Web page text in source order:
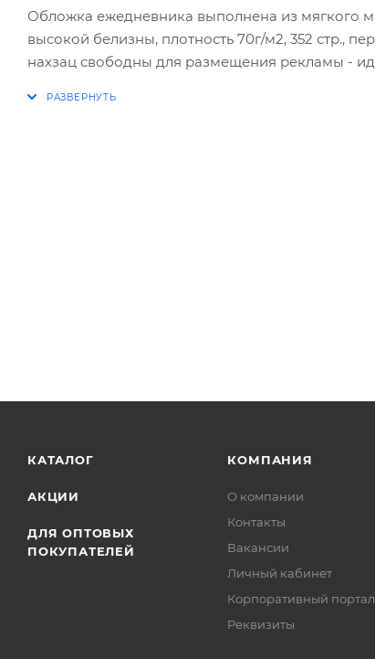
Обложка ежедневника выполнена из мягкого
высокой белизны, плотность 70г/м2, 352 стр.,
нахзац свободны для размещения рекламы -
КАТАЛОГ
АКЦИИ
ДЛЯ ОПТОВЫХ
ПОКУПАТЕЛЕЙ
КОМПАНИЯ
О компании
Контакты
Вакансии
Личный кабинет
Корпоративный портал
Реквизиты